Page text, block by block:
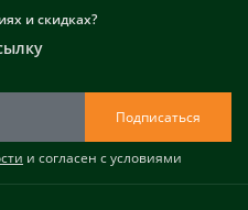
и скидках?
Подписаться
и согласен с условиями